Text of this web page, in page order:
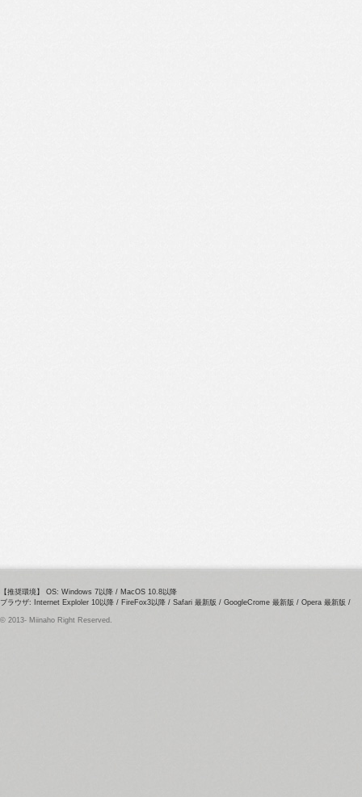
【推奨環境】 OS: Windows 7以降 / MacOS 10.8以降
ブラウザ: Internet Exploler 10以降 / FireFox3以降 / Safari 最新版 / GoogleCrome 最新版 / Opera 最新版 /
© 2013- Miinaho Right Reserved.